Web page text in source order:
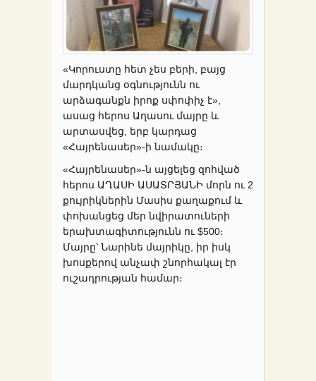
«Կորուստը հետ չես բերի, բայց
մարդկանց օգնությունն ու
արձագանքն իրոք սփոփիչ է»,
ասաց հերոս Աղասու մայրը և
արտասվեց, երբ կարդաց
«Հայրենասեր»-ի նամակը։
«Հայրենասեր»-ն այցելեց զոհված
հերոս ԱՂԱՍԻ ԱՍԱՏՐՅԱՆԻ մորն ու 2
քույրիկներին Մասիս քաղաքում և
փոխանցեց մեր նվիրատուների
երախտագիտությունն ու $500։
Մայրը՝ Նարինե մայրիկը, իր իսկ
խոսքերով անչափ շնորհակալ էր
ուշադրության համար։